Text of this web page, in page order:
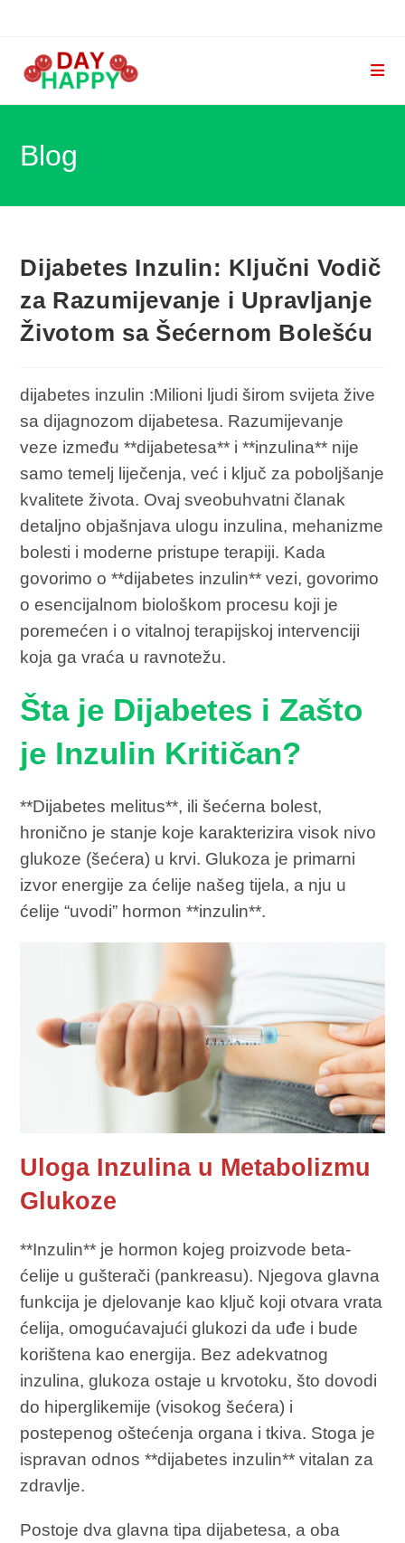
Blog
Dijabetes Inzulin: Ključni Vodič
za Razumijevanje i Upravljanje
Životom sa Šećernom Bolešću
dijabetes inzulin :Milioni ljudi širom svijeta žive
sa dijagnozom dijabetesa. Razumijevanje
veze između **dijabetesa** i **inzulina** nije
samo temelj liječenja, već i ključ za poboljšanje
kvalitete života. Ovaj sveobuhvatni članak
detaljno objašnjava ulogu inzulina, mehanizme
bolesti i moderne pristupe terapiji. Kada
govorimo o **dijabetes inzulin** vezi, govorimo
o esencijalnom biološkom procesu koji je
poremećen i o vitalnoj terapijskoj intervenciji
koja ga vraća u ravnotežu.
Šta je Dijabetes i Zašto
je Inzulin Kritičan?
**Dijabetes melitus**, ili šećerna bolest,
hronično je stanje koje karakterizira visok nivo
glukoze (šećera) u krvi. Glukoza je primarni
izvor energije za ćelije našeg tijela, a nju u
ćelije “uvodi” hormon **inzulin**.
Uloga Inzulina u Metabolizmu
Glukoze
**Inzulin** je hormon kojeg proizvode beta-
ćelije u gušterači (pankreasu). Njegova glavna
funkcija je djelovanje kao ključ koji otvara vrata
ćelija, omogućavajući glukozi da uđe i bude
korištena kao energija. Bez adekvatnog
inzulina, glukoza ostaje u krvotoku, što dovodi
do hiperglikemije (visokog šećera) i
postepenog oštećenja organa i tkiva. Stoga je
ispravan odnos **dijabetes inzulin** vitalan za
zdravlje.
Postoje dva glavna tipa dijabetesa, a oba